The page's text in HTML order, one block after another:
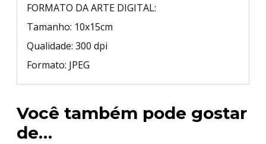
FORMATO DA ARTE DIGITAL:
Tamanho: 10x15cm
Qualidade: 300 dpi
Formato: JPEG
Você também pode gostar
de…